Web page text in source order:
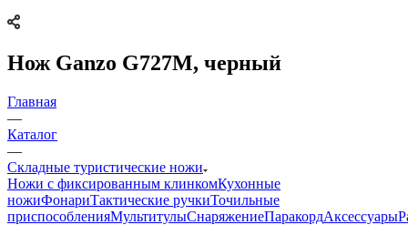
Нож Ganzo G727M, черный
Главная
—
Каталог
—
Складные туристические ножи
Ножи с фиксированным клинкомКухонные
ножиФонариТактические ручкиТочильные
приспособленияМультитулыСнаряжениеПаракордАксессуары